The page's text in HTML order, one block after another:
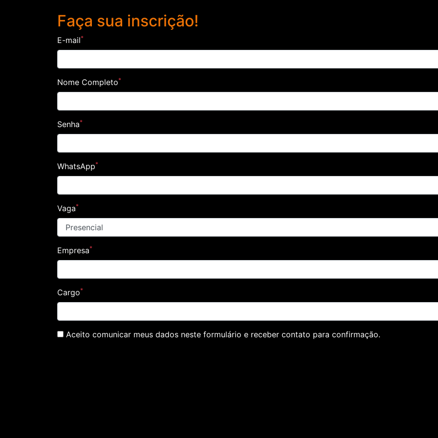
Faça sua inscrição!
E-mail*
Nome Completo*
Senha*
WhatsApp*
Vaga*
Empresa*
Cargo*
Aceito comunicar meus dados neste formulário e receber contato para confirmação.